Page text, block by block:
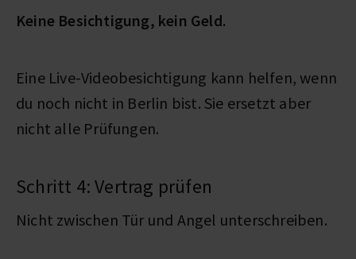
Keine Besichtigung, kein Geld.
Eine Live-Videobesichtigung kann helfen, wenn
du noch nicht in Berlin bist. Sie ersetzt aber
nicht alle Prüfungen.
Schritt 4: Vertrag prüfen
Nicht zwischen Tür und Angel unterschreiben.